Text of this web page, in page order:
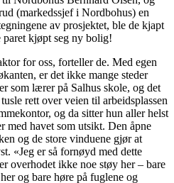
(markedssjef i Nordbohus) en
av prosjektet, ble de kjapt
kjøpt seg ny bolig!
for oss, forteller de. Med egen
er det ikke mange steder
som lærer på Salhus skole, og det
rett over veien til arbeidsplassen
og da sitter hun aller helst
med havet som utsikt. Den åpne
og de store vinduene gjør at
«Jeg er så fornøyd med dette
overhodet ikke noe støy her – bare
og bare høre på fuglene og